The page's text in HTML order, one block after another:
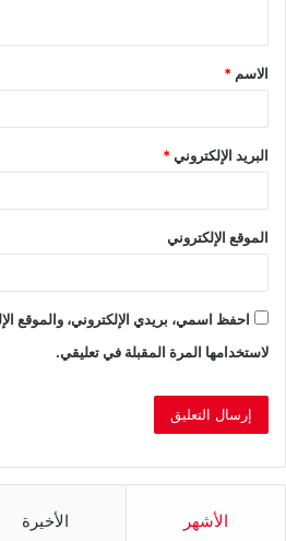
ق
*
الاسم *
البريد الإلكتروني*
الموقع الإلكتروني
احفظ اسمي، بريدي الإلكتروني، والموقع
لاستخدامها المرة المقبلة في تعليقي.
الأشهر الأخيرة